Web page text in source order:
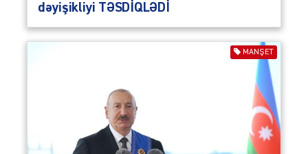
dəyişikliyi TƏSDİQLƏDİ
MANŞET